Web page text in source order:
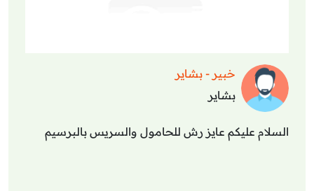
خبير - بشاير
بشاير
السلام عليكم عايز رش للحامول والسريس بالبرسيم